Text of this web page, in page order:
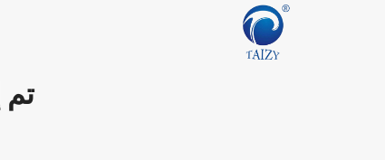
تم